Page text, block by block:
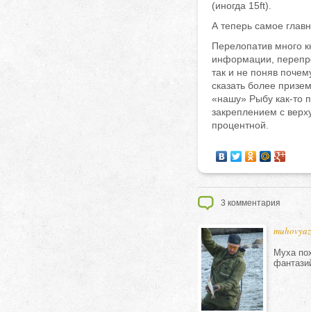
(иногда 15ft).
А теперь самое
Перелопатив много
информации,
так и не поняв
сказать более
«нашу» Рыбу как-то
закреплением с
процентной.
3 комментария
Муха